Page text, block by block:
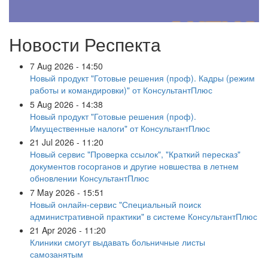
Новости Респекта
7 Aug 2026 - 14:50
Новый продукт "Готовые решения (проф). Кадры (режим
работы и командировки)" от КонсультантПлюс
5 Aug 2026 - 14:38
Новый продукт "Готовые решения (проф).
Имущественные налоги" от КонсультантПлюс
21 Jul 2026 - 11:20
Новый сервис "Проверка ссылок", "Краткий пересказ"
документов госорганов и другие новшества в летнем
обновлении КонсультантПлюс
7 May 2026 - 15:51
Новый онлайн-сервис "Специальный поиск
административной практики" в системе КонсультантПлюс
21 Apr 2026 - 11:20
Клиники смогут выдавать больничные листы
самозанятым